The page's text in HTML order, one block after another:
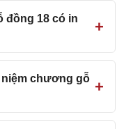
đồng 18 có in
chương gỗ